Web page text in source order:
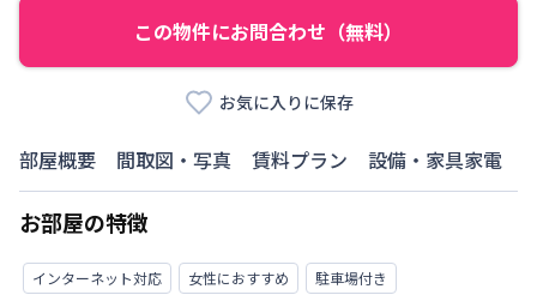
この物件にお問合わせ（無料）
お気に入りに保存
部屋概要 間取図・写真 賃料プラン 設備・家具家電
お部屋の特徴
インターネット対応 女性におすすめ
駐車場付き